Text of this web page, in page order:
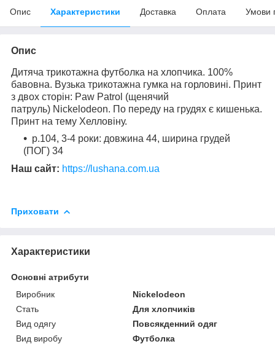
Опис Характеристики Доставка Оплата Умови
Опис
Дитяча трикотажна футболка на хлопчика. 100%
бавовна. Вузька трикотажна гумка на горловині. Принт
з двох сторін: Paw Patrol (щенячий
патруль) Nickelodeon. По переду на грудях є кишенька.
Принт на тему Хелловіну.
р.104, 3-4 роки: довжина 44, ширина грудей
(ПОГ) 34
Наш сайт: https://lushana.com.ua
Приховати
Характеристики
Основні атрибути
Виробник
Nickelodeon
Стать
Для хлопчиків
Вид одягу
Повсякденний одяг
Вид виробу
Футболка